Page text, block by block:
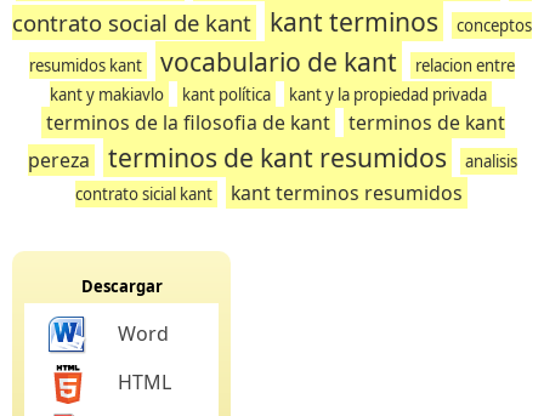
contrato social de kant
kant terminos
conceptos
resumidos kant
vocabulario de kant
relacion entre
kant y makiavlo
kant política kant y la propiedad privada
terminos de la filosofia de kant
terminos de kant
pereza
terminos de kant resumidos
analisis
contrato sicial kant
kant terminos resumidos
Descargar
Word
HTML